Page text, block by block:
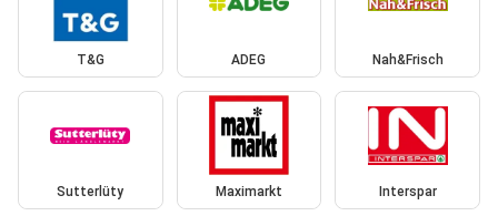
T&G ADEG Nah&Frisch
Sutterlüty Maximarkt Interspar